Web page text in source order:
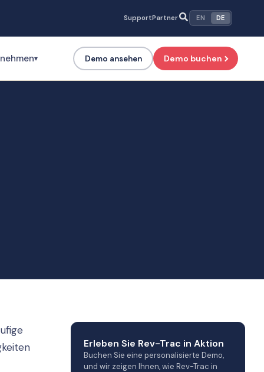
SupportPartner EN DE
▾ Demo ansehen Demo buchen
Erleben Sie Rev-Trac in Aktion
Buchen Sie eine personalisierte Demo,
und wir zeigen Ihnen, wie Rev-Trac in